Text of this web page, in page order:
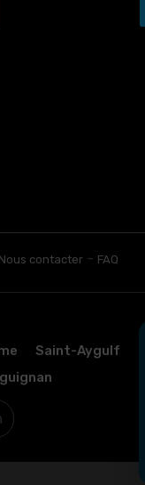
Nous contacter- FAQ
Saint-Aygulf